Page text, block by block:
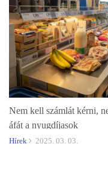
Nem kell számlát kérni,
áfát a nyugdíjasok
Hírek 2025. 03. 03.